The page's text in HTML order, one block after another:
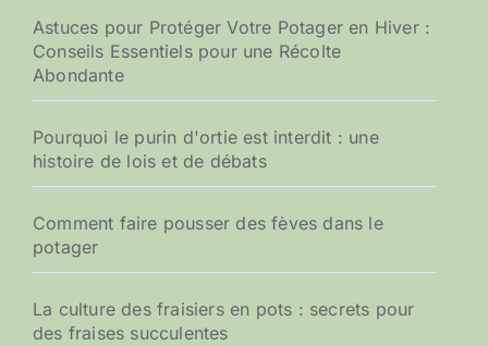
Astuces pour Protéger Votre Potager en Hiver :
Conseils Essentiels pour une Récolte
Abondante
Pourquoi le purin d'ortie est interdit : une
histoire de lois et de débats
Comment faire pousser des fèves dans le
potager
La culture des fraisiers en pots : secrets pour
des fraises succulentes